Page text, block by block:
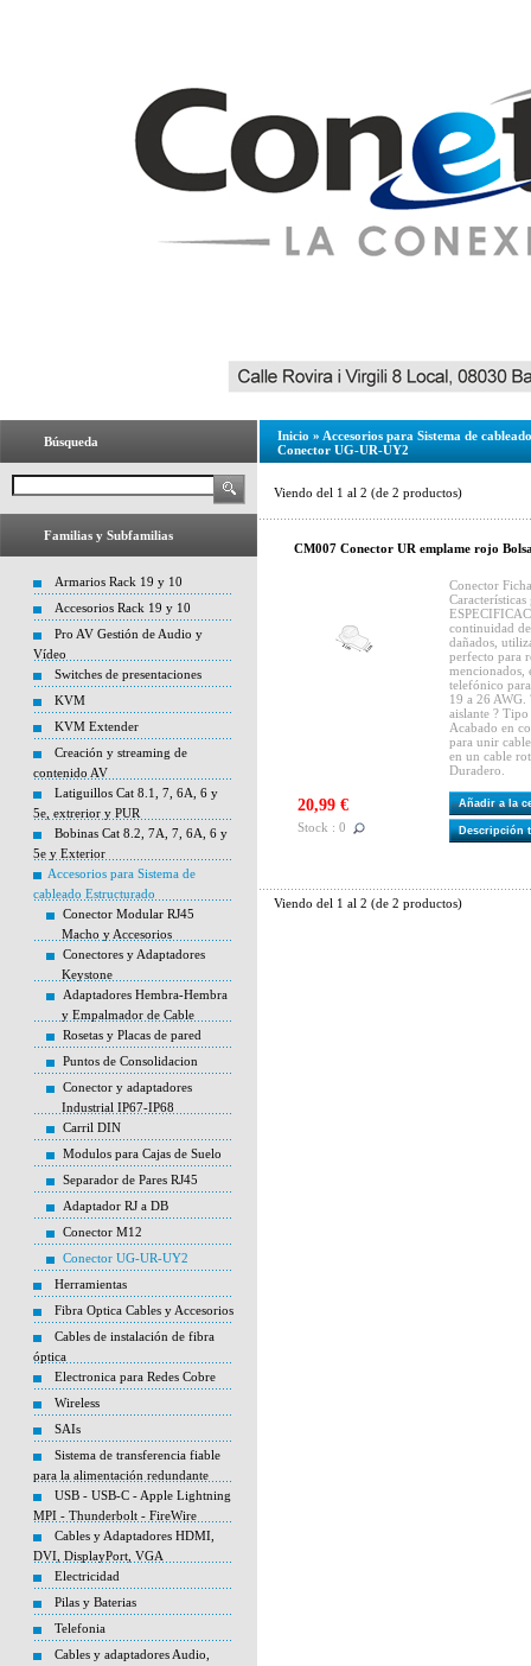
Búsqueda
Familias y Subfamilias
Armarios Rack 19 y 10
Accesorios Rack 19 y 10
Pro AV Gestión de Audio y
Vídeo
Switches de presentaciones
KVM
KVM Extender
Creación y streaming de
contenido AV
Latiguillos Cat 8.1, 7, 6A, 6 y
5e, extrerior y PUR
Bobinas Cat 8.2, 7A, 7, 6A, 6 y
5e y Exterior
Accesorios para Sistema de
cableado Estructurado
Conector Modular RJ45
Macho y Accesorios
Conectores y Adaptadores
Keystone
Adaptadores Hembra-Hembra
y Empalmador de Cable
Rosetas y Placas de pared
Puntos de Consolidacion
Conector y adaptadores
Industrial IP67-IP68
Carril DIN
Modulos para Cajas de Suelo
Separador de Pares RJ45
Adaptador RJ a DB
Conector M12
Conector UG-UR-UY2
Herramientas
Fibra Optica Cables y Accesorios
Cables de instalación de fibra
óptica
Electronica para Redes Cobre
Wireless
SAIs
Sistema de transferencia fiable
para la alimentación redundante
USB - USB-C - Apple Lightning
MPI - Thunderbolt - FireWire
Cables y Adaptadores HDMI,
DVI, DisplayPort, VGA
Electricidad
Pilas y Baterias
Telefonia
Cables y adaptadores Audio,
Inicio » Accesorios para Sistema de
Conector UG-UR-UY2
Viendo del 1 al 2 (de 2 productos)
CM007 Conector UR emplame rojo
Conector
continuidad
dañados,
perfecto para
mencionados,
telefónico
19 a 26 AWG.
aislante ?
Acabado en
para unir
en un cable
Duradero.
20,99 €
Stock : 0
Añadir a la
Descripción
Viendo del 1 al 2 (de 2 productos)